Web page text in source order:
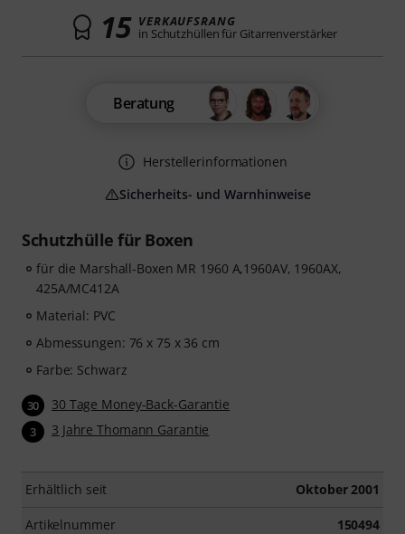
Schutzhülle für Boxen
für die Marshall-Boxen MR 1960 A,1960AV, 1960AX,
425A/MC412A
Material: PVC
Abmessungen: 76 x 75 x 36 cm
Farbe: Schwarz
30 30 Tage Money-Back-Garantie
3 3 Jahre Thomann Garantie
Erhältlich seit Oktober 2001
Artikelnummer 150494
15 VERKAUFSRANG
in Schutzhüllen für Gitarrenverstärker
Beratung
Herstellerinformationen
Sicherheits- und Warnhinweise